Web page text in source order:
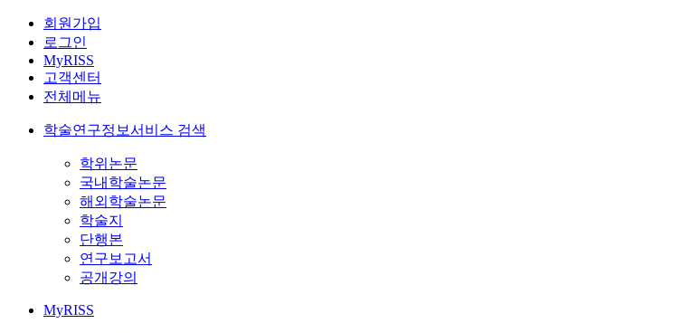
회원가입
로그인
MyRISS
고객센터
전체메뉴
학술연구정보서비스 검색
학위논문
국내학술논문
해외학술논문
학술지
단행본
연구보고서
공개강의
MyRISS